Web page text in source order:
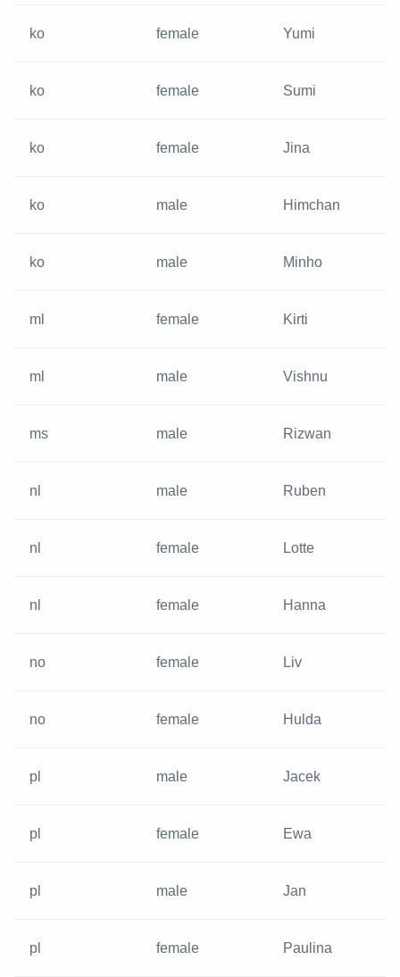
ko female Yumi
ko female Sumi
ko female Jina
ko male Himchan
ko male Minho
ml female Kirti
ml male Vishnu
ms male Rizwan
nl male Ruben
nl female Lotte
nl female Hanna
no female Liv
no female Hulda
pl male Jacek
pl female Ewa
pl male Jan
pl female Paulina